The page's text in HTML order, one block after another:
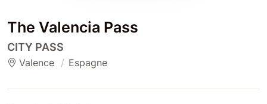
The Valencia Pass
CITY PASS
Valence Espagne